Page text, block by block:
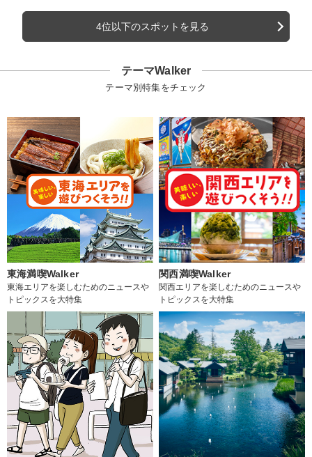
4位以下のスポットを見る
テーマWalker
テーマ別特集をチェック
東海満喫Walker
東海エリアを楽しむためのニュースや
トピックスを大特集
関西満喫Walker
関西エリアを楽しむためのニュースや
トピックスを大特集